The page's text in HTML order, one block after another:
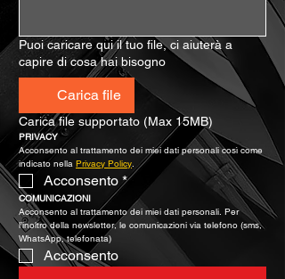
Puoi caricare qui il tuo file, ci aiuterà a
capire di cosa hai bisogno
Carica file
Carica file supportato (Max 15MB)
PRIVACY
Acconsento al trattamento dei miei dati personali così come
indicato nella Privacy Policy.
Acconsento *
COMUNICAZIONI
Acconsento al trattamento dei miei dati personali. Per
l’inoltro della newsletter, le comunicazioni via telefono (sms,
WhatsApp, telefonata)
Acconsento